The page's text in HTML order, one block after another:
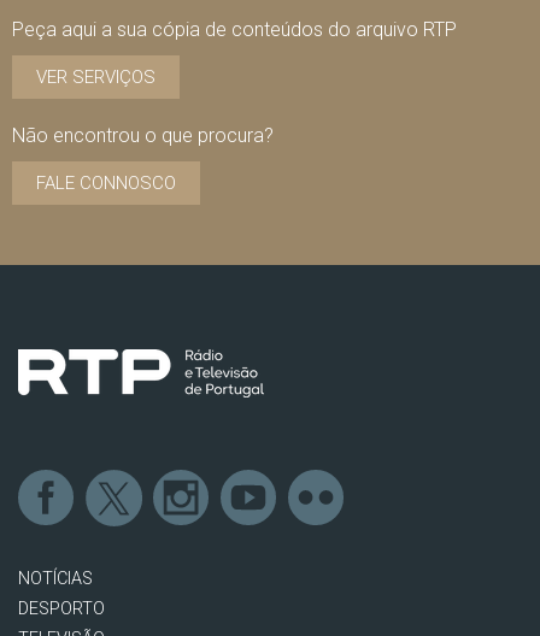
Peça aqui a sua cópia de conteúdos do arquivo RTP
VER SERVIÇOS
Não encontrou o que procura?
FALE CONNOSCO
NOTÍCIAS
DESPORTO